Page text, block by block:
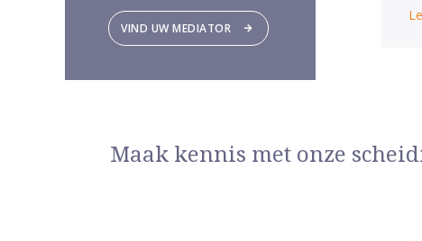
VIND UW MEDIATOR
Maak kennis met onze